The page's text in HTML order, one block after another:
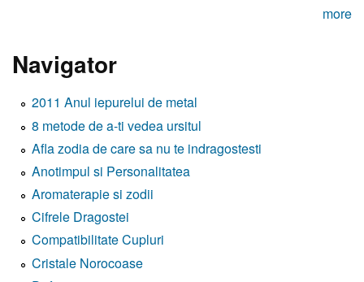
more
Navigator
2011 Anul iepurelui de metal
8 metode de a-ti vedea ursitul
Afla zodia de care sa nu te indragostesti
Anotimpul si Personalitatea
Aromaterapie si zodii
Cifrele Dragostei
Compatibilitate Cupluri
Cristale Norocoase